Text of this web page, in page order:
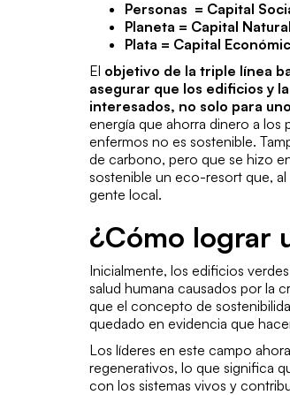
Personas = Capital
Planeta = Capital Natural
Plata = Capital
El objetivo de la triple línea
asegurar que los edificios y
interesados, no solo para
energía que ahorra dinero a
enfermos no es sostenible.
de carbono, pero que se hizo
sostenible un eco-resort que,
gente local.
¿Cómo lograr
Inicialmente, los edificios
salud humana causados por la
que el concepto de
quedado en evidencia que
Los líderes en este campo
regenerativos, lo que significa
con los sistemas vivos y